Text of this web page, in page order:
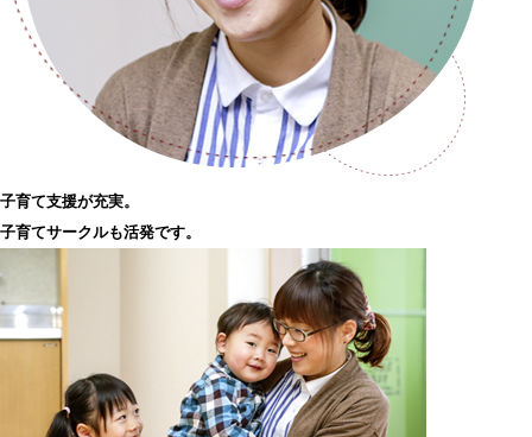
子育て支援が充実。
子育てサークルも活発です。